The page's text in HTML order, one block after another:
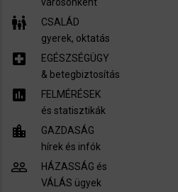
városonként
family_restroom
CSALÁD
gyerek, oktatás
local_hospital
EGÉSZSÉGÜGY
​& betegbiztosítás
assessment
FELMÉRÉSEK
és statisztikák
location_city
GAZDASÁG
hírek és infók
people_outline
HÁZASSÁG és
VÁLÁS ügyek